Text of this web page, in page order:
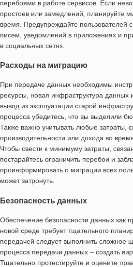
перебоями в работе сервисов. Если
простоев или замедлений, планируйте
время. Предупреждайте пользователей
писем, уведомлений в приложениях и
в социальных сетях.
Расходы на миграцию
При передаче данных необходимы
ресурсы, новая инфраструктура данных
вывод из эксплуатации старой
процесса убедитесь, что вы выделили
Также важно учитывать любые затраты,
производительности или дохода во
Чтобы свести к минимуму затраты,
постарайтесь ограничить перебои и
проинформировать о миграции всех
может затронуть.
Безопасность данных
Обеспечение безопасности данных как
новой среде требует тщательного
передачей следует выполнить сложное
процесса передачи данных – создать
Тщательно протестируйте и оцените